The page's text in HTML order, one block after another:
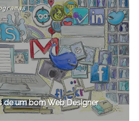
de um bom Web Designer